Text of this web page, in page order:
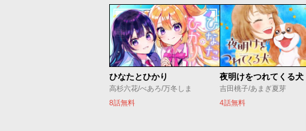
ひなたとひかり
高杉六花/べあろ/万冬しま
8話無料
夜明けをつれてくる犬
吉田桃子/あまぎ夏芽
4話無料